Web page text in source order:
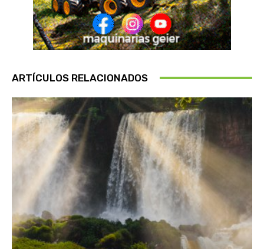
ARTÍCULOS RELACIONADOS